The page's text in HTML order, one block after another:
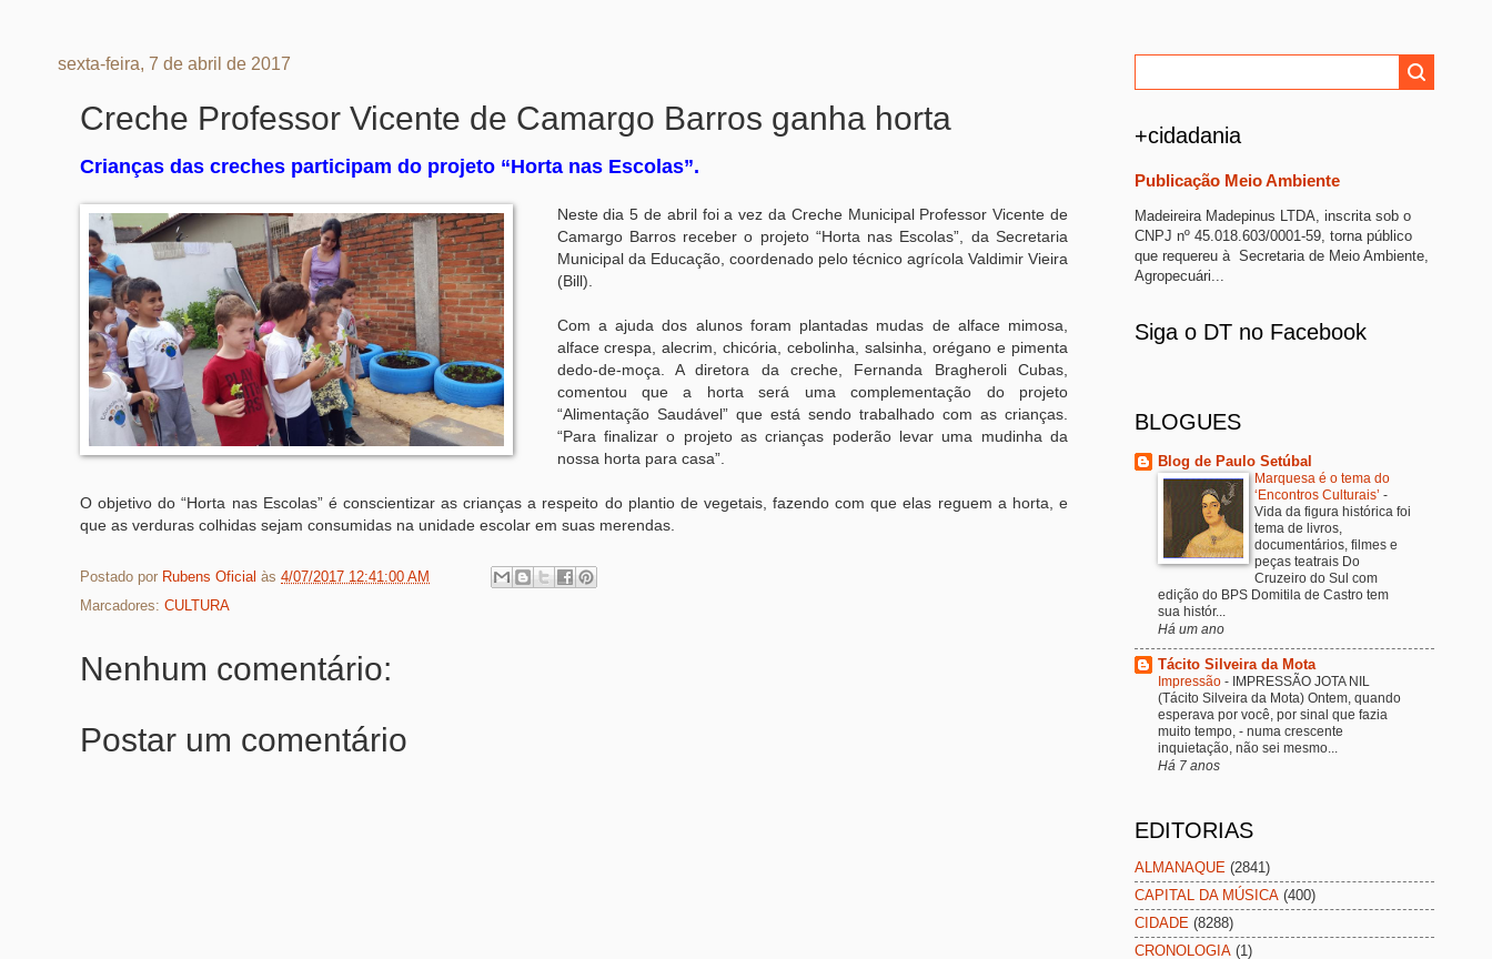
sexta-feira, 7 de abril de 2017
Creche Professor Vicente de Camargo Barros ganha horta
Crianças das creches participam do projeto “Horta nas Escolas”.
Neste dia 5 de abril foi a vez da Creche Municipal Professor Vicente de
Camargo Barros receber o projeto “Horta nas Escolas”, da Secretaria
Municipal da Educação, coordenado pelo técnico agrícola Valdimir Vieira
(Bill).
Com a ajuda dos alunos foram plantadas mudas de alface mimosa,
alface crespa, alecrim, chicória, cebolinha, salsinha, orégano e pimenta
dedo-de-moça. A diretora da creche, Fernanda Bragheroli Cubas,
comentou que a horta será uma complementação do projeto
“Alimentação Saudável” que está sendo trabalhado com as crianças.
“Para finalizar o projeto as crianças poderão levar uma mudinha da
nossa horta para casa”.
O objetivo do “Horta nas Escolas” é conscientizar as crianças a respeito do plantio de vegetais, fazendo com que elas reguem a horta, e
que as verduras colhidas sejam consumidas na unidade escolar em suas merendas.
Postado por Rubens Oficial às 4/07/2017 12:41:00 AM
Marcadores: CULTURA
Nenhum comentário:
Postar um comentário
+cidadania
Publicação Meio Ambiente
Madeireira Madepinus LTDA, inscrita sob o
CNPJ nº 45.018.603/0001-59, torna público
que requereu à Secretaria de Meio Ambiente,
Agropecuári...
Siga o DT no Facebook
BLOGUES
Blog de Paulo Setúbal
Marquesa é o tema do
‘Encontros Culturais’ -
Vida da figura histórica foi
tema de livros,
documentários, filmes e
peças teatrais Do
Cruzeiro do Sul com
edição do BPS Domitila de Castro tem
sua histór...
Há um ano
Tácito Silveira da Mota
Impressão - IMPRESSÃO JOTA NIL
(Tácito Silveira da Mota) Ontem, quando
esperava por você, por sinal que fazia
muito tempo, - numa crescente
inquietação, não sei mesmo...
Há 7 anos
EDITORIAS
ALMANAQUE (2841)
CAPITAL DA MÚSICA (400)
CIDADE (8288)
CRONOLOGIA (1)